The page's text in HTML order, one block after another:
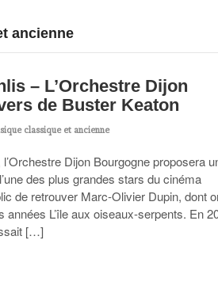
ancienne
– L’Orchestre Dijon
de Buster Keaton
classique et ancienne
Dijon Bourgogne proposera
des plus grandes stars du cinéma
de retrouver Marc-Olivier Dupin, dont
L’île aux oiseaux-serpents. En
[…]